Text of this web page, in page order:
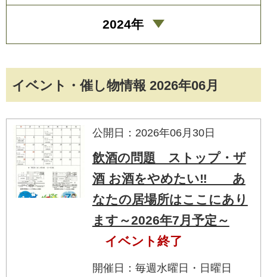
イベント・催し物情報 2026年06月
公開日：2026年06月30日
飲酒の問題 ストップ・ザ
酒 お酒をやめたい‼ あ
なたの居場所はここにあり
ます～2026年7月予定～
イベント終了
開催日：毎週水曜日・日曜日
2024年